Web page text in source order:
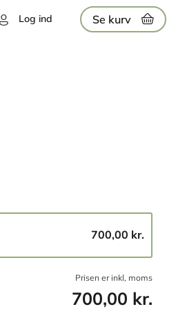
Log ind Se kurv
700,00 kr.
Prisen er inkl, moms
700,00 kr.